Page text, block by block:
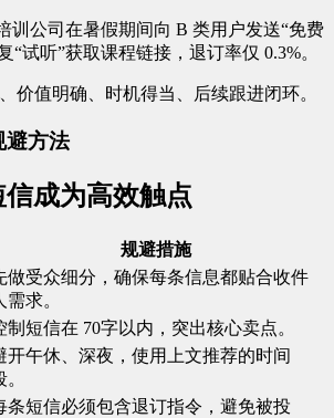
训公司在暑假期间向 B 类用户发送“免费
“试听”获取课程链接，退订率仅 0.3%。
价值明确、时机得当、后续跟进闭环。
避方法
成为高效触点
规避措施
做受众细分，确保每条信息都贴合收件
需求。
制短信在 70字以内，突出核心卖点。
开午休、深夜，使用上文推荐的时间
。
条短信必须包含退订指令，避免被投